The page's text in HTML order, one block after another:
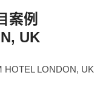
案例
UK
HOTEL LONDON, UK